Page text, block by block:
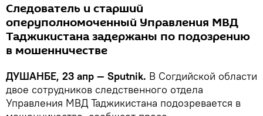
Следователь и старший
оперуполномоченный Управления МВД
Таджикистана задержаны по подозрению
в мошенничестве
ДУШАНБЕ, 23 апр — Sputnik. В Согдийской области
двое сотрудников следственного отдела
Управления МВД Таджикистана подозревается в